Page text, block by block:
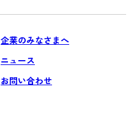
企業のみなさまへ
ニュース
お問い合わせ